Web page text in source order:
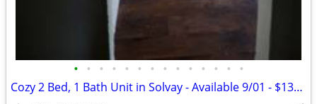
• • • • • • • • • • • • • •
Cozy 2 Bed, 1 Bath Unit in Solvay - Available 9/01 - $1350/mo